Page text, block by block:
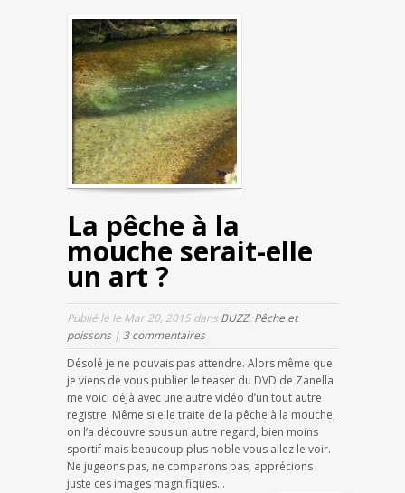
La pêche à la
mouche serait-elle
un art ?
Publié le le Mar 20, 2015 dans BUZZ, Pêche et
poissons| 3 commentaires
Désolé je ne pouvais pas attendre. Alors même que
je viens de vous publier le teaser du DVD de Zanella
me voici déjà avec une autre vidéo d’un tout autre
registre. Même si elle traite de la pêche à la mouche,
on l’a découvre sous un autre regard, bien moins
sportif mais beaucoup plus noble vous allez le voir.
Ne jugeons pas, ne comparons pas, apprécions
juste ces images magnifiques...